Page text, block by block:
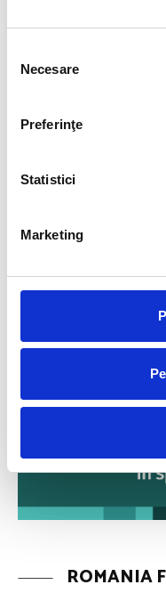
consimțământului
Necesare
Preferinţe
Statistici
Marketing
PRIMA ZI LA FUKUOKA:
LIBER. ANDREI ANGHEL SE
FUELLED BY
ROMANIA